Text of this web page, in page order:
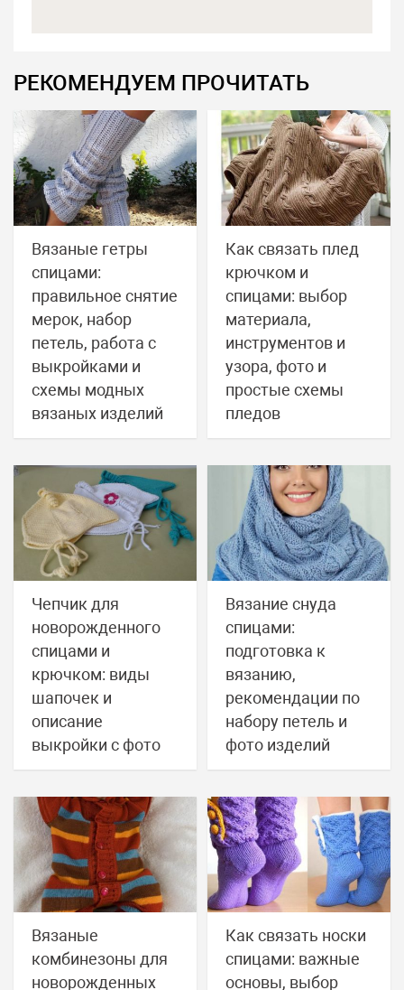
РЕКОМЕНДУЕМ ПРОЧИТАТЬ
Вязаные гетры
спицами:
правильное снятие
мерок, набор
петель, работа с
выкройками и
схемы модных
вязаных изделий
Как связать плед
крючком и
спицами: выбор
материала,
инструментов и
узора, фото и
простые схемы
пледов
Чепчик для
новорожденного
спицами и
крючком: виды
шапочек и
описание
выкройки с фото
Вязание снуда
спицами:
подготовка к
вязанию,
рекомендации по
набору петель и
фото изделий
Вязаные
комбинезоны для
новорожденных
Как связать носки
спицами: важные
основы, выбор